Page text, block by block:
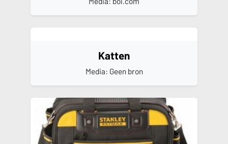
Katten
Media: Geen bron